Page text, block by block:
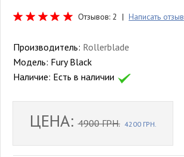
Отзывов: 2 | Написать отзыв
Производитель: Rollerblade
Модель: Fury Black
Наличие: Есть в наличии
ЦЕНА:4900 ГРН. 4200 ГРН.